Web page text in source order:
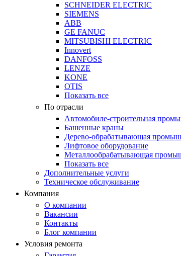
SCHNEIDER ELECTRIC
SIEMENS
ABB
GE FANUC
MITSUBISHI ELECTRIC
Innovert
DANFOSS
LENZE
KONE
OTIS
Показать все
По отрасли
Автомобиле-строительная
Башенные краны
Дерево-обрабатывающая
Лифтовое оборудование
Металлообрабатывающая
Показать все
Дополнительные услуги
Техническое обслуживание
Компания
О компании
Вакансии
Контакты
Блог компании
Условия ремонта